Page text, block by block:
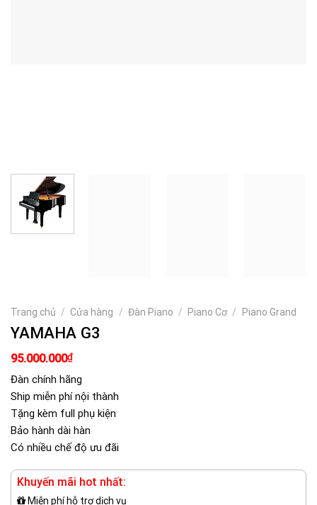
Trang chủ / Cửa hàng / Đàn Piano / Piano Cơ / Piano Grand
YAMAHA G3
95.000.000₫
Đàn chính hãng
Ship miễn phí nội thành
Tặng kèm full phụ kiện
Bảo hành dài hàn
Có nhiều chế độ ưu đãi
Khuyến mãi hot nhất:
Miễn phí hỗ trợ dịch vụ